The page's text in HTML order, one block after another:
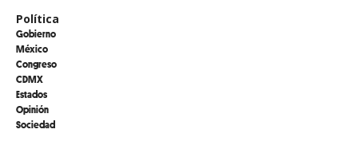
Política
Gobierno
México
Congreso
CDMX
Estados
Opinión
Sociedad